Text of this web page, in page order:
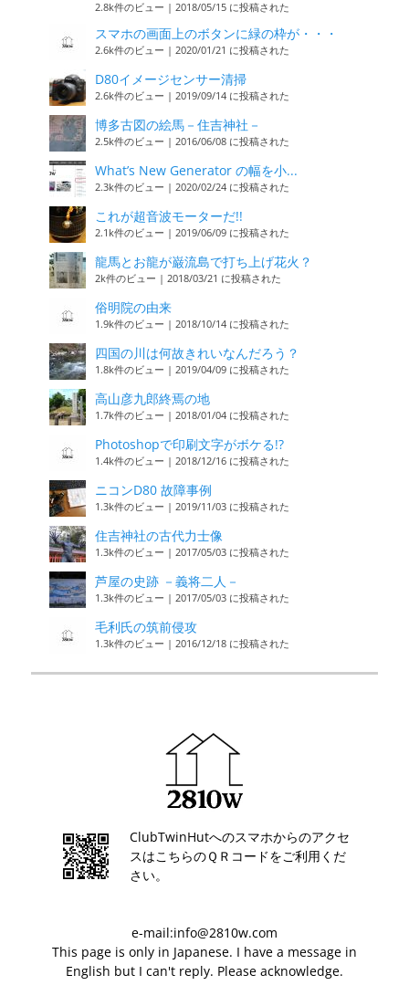
2.8k件のビュー | 2018/05/15 に投稿された
スマホの画面上のボタンに緑の枠が・・・
2.6k件のビュー | 2020/01/21 に投稿された
D80イメージセンサー清掃
2.6k件のビュー | 2019/09/14 に投稿された
博多古図の絵馬－住吉神社－
2.5k件のビュー | 2016/06/08 に投稿された
What’s New Generator の幅を小...
2.3k件のビュー | 2020/02/24 に投稿された
これが超音波モーターだ!!
2.1k件のビュー | 2019/06/09 に投稿された
龍馬とお龍が巌流島で打ち上げ花火？
2k件のビュー | 2018/03/21 に投稿された
俗明院の由来
1.9k件のビュー | 2018/10/14 に投稿された
四国の川は何故きれいなんだろう？
1.8k件のビュー | 2019/04/09 に投稿された
高山彦九郎終焉の地
1.7k件のビュー | 2018/01/04 に投稿された
Photoshopで印刷文字がボケる!?
1.4k件のビュー | 2018/12/16 に投稿された
ニコンD80 故障事例
1.3k件のビュー | 2019/11/03 に投稿された
住吉神社の古代力士像
1.3k件のビュー | 2017/05/03 に投稿された
芦屋の史跡 －義将二人－
1.3k件のビュー | 2017/05/03 に投稿された
毛利氏の筑前侵攻
1.3k件のビュー | 2016/12/18 に投稿された
ClubTwinHutへのスマホからのアクセ
スはこちらのＱＲコードをご利用くだ
さい。
e-mail:info@2810w.com
This page is only in Japanese. I have a message in
English but I can't reply. Please acknowledge.